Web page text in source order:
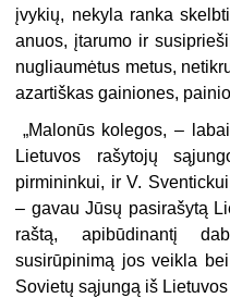
įvykių, nekyla ranka
anuos, įtarumo ir
nugliaumėtus metus,
azartiškas gainiones,
„Malonūs kolegos, –
Lietuvos rašytojų
pirmininkui, ir V.
– gavau Jūsų pasirašytą
raštą, apibūdinantį
susirūpinimą jos veikla
Sovietų sąjungą iš